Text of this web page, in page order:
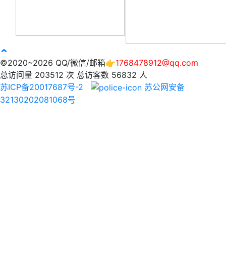
©2020~2026 QQ/微信/邮箱👉1768478912@qq.com
总访问量 203512 次 总访客数 56832 人
苏ICP备20017687号-2
苏公网安备
32130202081068号